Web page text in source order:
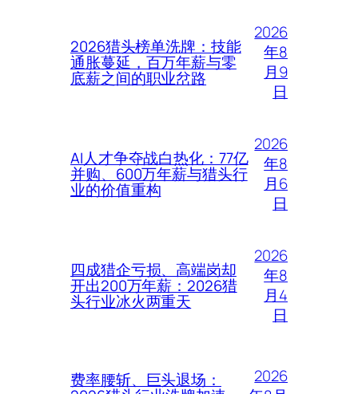
2026猎头榜单洗牌：技能
通胀蔓延，百万年薪与零
底薪之间的职业岔路
2026
年8
月9
日
AI人才争夺战白热化：77亿
并购、600万年薪与猎头行
业的价值重构
2026
年8
月6
日
四成猎企亏损、高端岗却
开出200万年薪：2026猎
头行业冰火两重天
2026
年8
月4
日
费率腰斩、巨头退场：
2026